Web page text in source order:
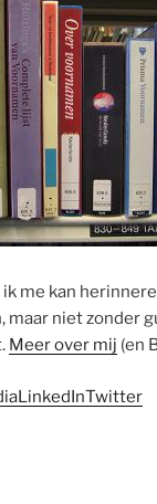
me kan
maar niet zonder
Meer over mij (en
LinkedInTwitter